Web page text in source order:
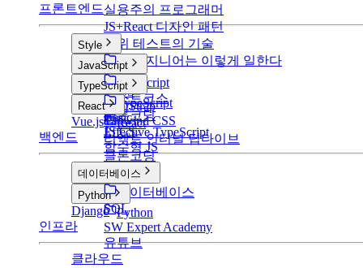
실용주의 프로그래머
JS+React 디자인 패턴
단위 테스트의 기술
구글 엔지니어는 이렇게 일한다
프론트엔드
Style
Style
CSS
SCSS
BootStrap
Tailwind CSS
JavaScript
JavaScript
부스트코스
클론코딩
JS CS
함수형 JS
TypeScript
TypeScript
Basic
Effective TypeScript
React
React
리액트 인터널 딥다이브
클론코딩
Vue.js
백엔드
데이터베이스
데이터베이스
SQL
Python
Python
SW Expert Academy
유튜브
Django
인프라
클라우드